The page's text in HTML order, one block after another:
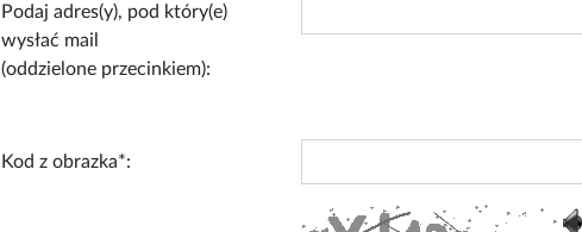
Podaj adres(y), pod który(e)
wysłać mail
(oddzielone przecinkiem):
Kod z obrazka*: